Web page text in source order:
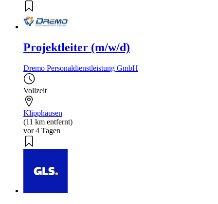
Projektleiter (m/w/d)
Dremo Personaldienstleistung GmbH
Vollzeit
Klipphausen
(11 km entfernt)
vor 4 Tagen